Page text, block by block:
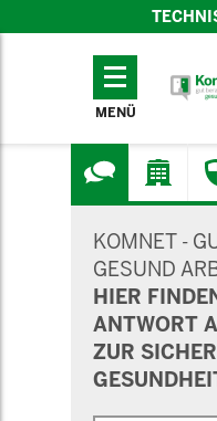
TECHNISCHES
MENÜ
KOMNET -
GESUND
HIER
ANTWORT
ZUR